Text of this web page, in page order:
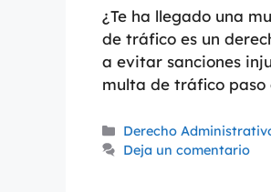
¿Te ha llegado una
de tráfico es un
a evitar sanciones
multa de tráfico paso
Derecho
Deja un comentario